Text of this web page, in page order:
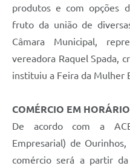
produtos e com opções
fruto da união de
Câmara Municipal,
vereadora Raquel Spada,
instituiu a Feira da Mulher
COMÉRCIO EM HORÁRIO
De acordo com a
Empresarial) de
comércio será a partir